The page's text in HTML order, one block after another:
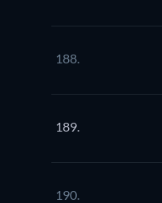
188.
189.
190.